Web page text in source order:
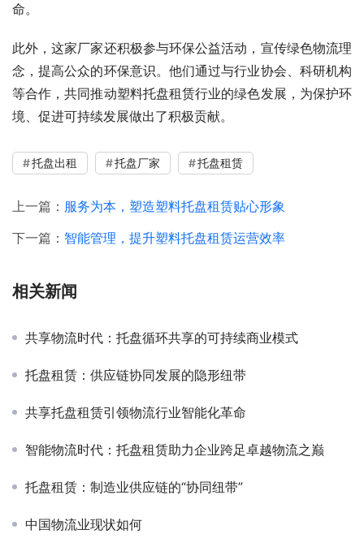
命。
此外，这家厂家还积极参与环保公益活动，宣传绿色物流理
念，提高公众的环保意识。他们通过与行业协会、科研机构
等合作，共同推动塑料托盘租赁行业的绿色发展，为保护环
境、促进可持续发展做出了积极贡献。
托盘出租 托盘厂家 托盘租赁
上一篇： 服务为本，塑造塑料托盘租赁贴心形象
下一篇： 智能管理，提升塑料托盘租赁运营效率
相关新闻
共享物流时代：托盘循环共享的可持续商业模式
托盘租赁：供应链协同发展的隐形纽带
共享托盘租赁引领物流行业智能化革命
智能物流时代：托盘租赁助力企业跨足卓越物流之巅
托盘租赁：制造业供应链的“协同纽带”
中国物流业现状如何